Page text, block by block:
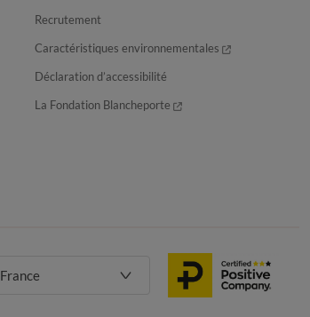
Recrutement
Caractéristiques environnementales
Déclaration d’accessibilité
La Fondation Blancheporte
France